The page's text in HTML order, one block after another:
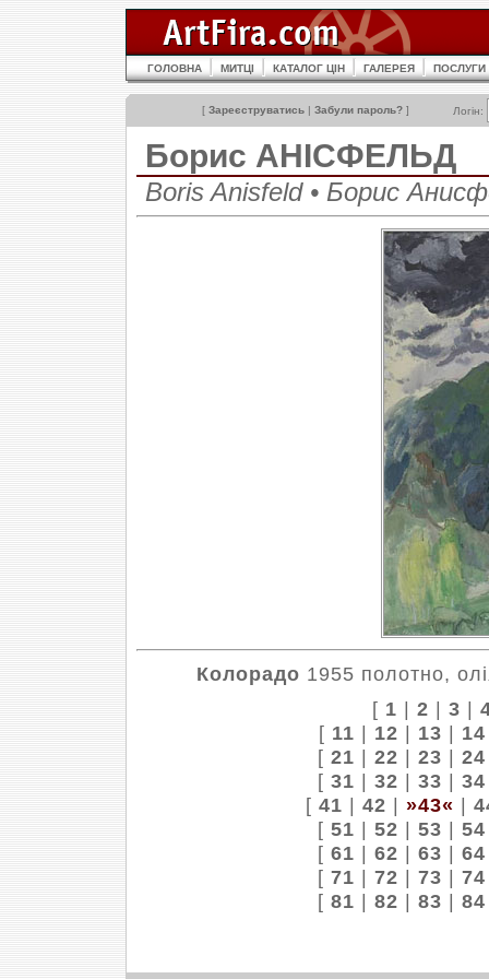
ГОЛОВНА МИТЦІ КАТАЛОГ ЦІН ГАЛЕРЕЯ ПОСЛУГИ
[ Зареєструватись | Забули пароль? ] Логін:
Борис АНІСФЕЛЬД
Boris Anisfeld • Борис
Колорадо 1955 полотно,
[ 1 | 2 | 3 |
[ 11 | 12 | 13 | 14
[ 21 | 22 | 23 | 24
[ 31 | 32 | 33 | 34
[ 41 | 42 | »43« |
[ 51 | 52 | 53 | 54
[ 61 | 62 | 63 | 64
[ 71 | 72 | 73 | 74
[ 81 | 82 | 83 | 84